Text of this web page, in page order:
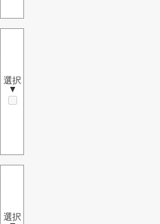
選択
▼
選択